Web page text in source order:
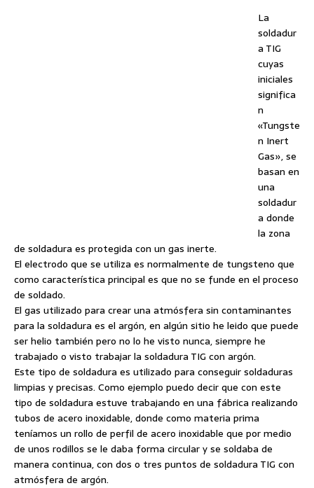
La
soldadur
a TIG
cuyas
iniciales
significa
n
«Tungste
n Inert
Gas», se
basan en
una
soldadur
a donde
la zona
de soldadura es protegida con un gas inerte.
El electrodo que se utiliza es normalmente de tungsteno que
como característica principal es que no se funde en el proceso
de soldado.
El gas utilizado para crear una atmósfera sin contaminantes
para la soldadura es el argón, en algún sitio he leido que puede
ser helio también pero no lo he visto nunca, siempre he
trabajado o visto trabajar la soldadura TIG con argón.
Este tipo de soldadura es utilizado para conseguir soldaduras
limpias y precisas. Como ejemplo puedo decir que con este
tipo de soldadura estuve trabajando en una fábrica realizando
tubos de acero inoxidable, donde como materia prima
teníamos un rollo de perfil de acero inoxidable que por medio
de unos rodillos se le daba forma circular y se soldaba de
manera continua, con dos o tres puntos de soldadura TIG con
atmósfera de argón.